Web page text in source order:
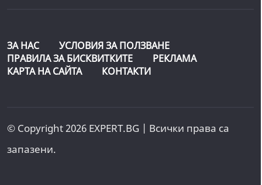
ЗА НАС
УСЛОВИЯ ЗА ПОЛЗВАНЕ
ПРАВИЛА ЗА БИСКВИТКИТЕ
РЕКЛАМА
КАРТА НА САЙТА
КОНТАКТИ
© Copyright 2026 EXPERT.BG | Всички права са
запазени.